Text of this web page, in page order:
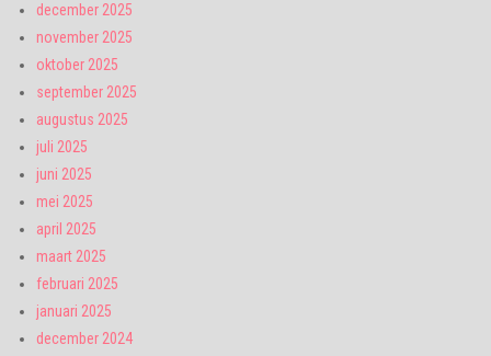
december 2025
november 2025
oktober 2025
september 2025
augustus 2025
juli 2025
juni 2025
mei 2025
april 2025
maart 2025
februari 2025
januari 2025
december 2024